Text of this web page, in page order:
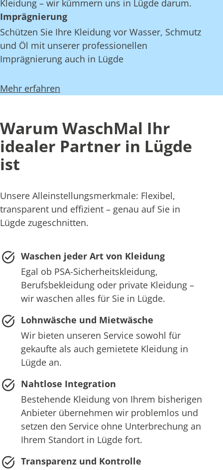
Kleidung – wir kümmern uns in Lügde darum.
Imprägnierung
Schützen Sie Ihre Kleidung vor Wasser, Schmutz
und Öl mit unserer professionellen
Imprägnierung auch in Lügde
Mehr erfahren
Warum WaschMal Ihr
idealer Partner in Lügde
ist
Unsere Alleinstellungsmerkmale: Flexibel,
transparent und effizient – genau auf Sie in
Lügde zugeschnitten.
Waschen jeder Art von Kleidung
Egal ob PSA-Sicherheitskleidung,
Berufsbekleidung oder private Kleidung –
wir waschen alles für Sie in Lügde.
Lohnwäsche und Mietwäsche
Wir bieten unseren Service sowohl für
gekaufte als auch gemietete Kleidung in
Lügde an.
Nahtlose Integration
Bestehende Kleidung von Ihrem bisherigen
Anbieter übernehmen wir problemlos und
setzen den Service ohne Unterbrechung an
Ihrem Standort in Lügde fort.
Transparenz und Kontrolle